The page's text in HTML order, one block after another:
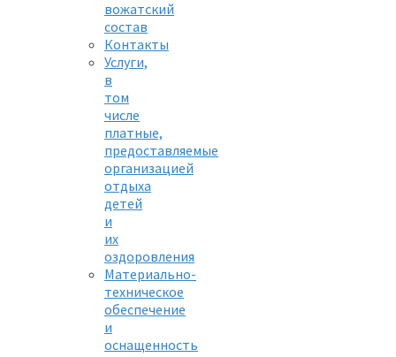
вожатский
состав
Контакты
Услуги,
в
том
числе
платные,
предоставляемые
организацией
отдыха
детей
и
их
оздоровления
Материально-
техническое
обеспечение
и
оснащенность